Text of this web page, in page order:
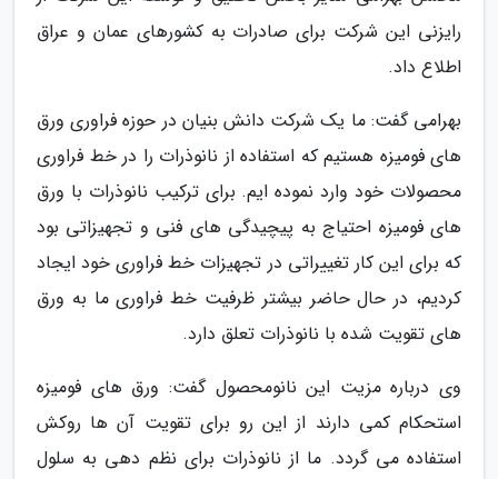
رایزنی این شرکت برای صادرات به کشورهای عمان و عراق
اطلاع داد.
بهرامی گفت: ما یک شرکت دانش بنیان در حوزه فراوری ورق
های فومیزه هستیم که استفاده از نانوذرات را در خط فراوری
محصولات خود وارد نموده ایم. برای ترکیب نانوذرات با ورق
های فومیزه احتیاج به پیچیدگی های فنی و تجهیزاتی بود
که برای این کار تغییراتی در تجهیزات خط فراوری خود ایجاد
کردیم، در حال حاضر بیشتر ظرفیت خط فراوری ما به ورق
های تقویت شده با نانوذرات تعلق دارد.
وی درباره مزیت این نانومحصول گفت: ورق های فومیزه
استحکام کمی دارند از این رو برای تقویت آن ها روکش
استفاده می گردد. ما از نانوذرات برای نظم دهی به سلول